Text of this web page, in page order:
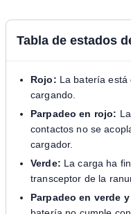
Tabla de estados
Rojo: La batería está
cargando.
Parpadeo en rojo:
contactos no se
cargador.
Verde: La carga ha
transceptor de la
Parpadeo en verde